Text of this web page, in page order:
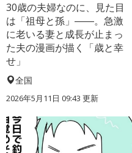
30歳の夫婦なのに、見た目
は「祖母と孫」――。急激
に老いる妻と成長が止まっ
た夫の漫画が描く「歳と幸
せ」
全国
2026年5月11日 09:43 更新